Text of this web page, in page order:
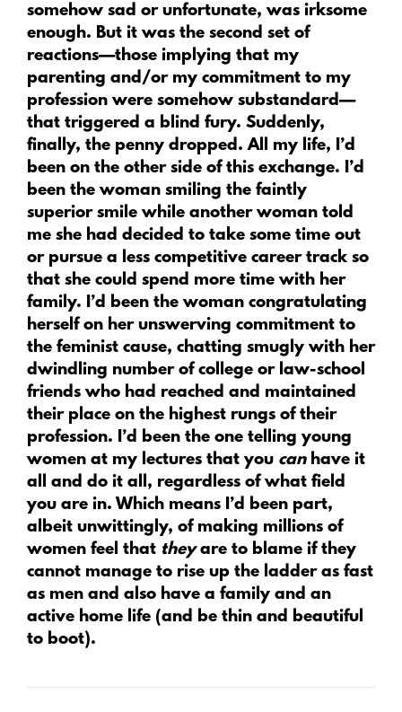
somehow sad or unfortunate, was irksome
enough. But it was the second set of
reactions—those implying that my
parenting and/or my commitment to my
profession were somehow substandard—
that triggered a blind fury. Suddenly,
finally, the penny dropped. All my life, I’d
been on the other side of this exchange. I’d
been the woman smiling the faintly
superior smile while another woman told
me she had decided to take some time out
or pursue a less competitive career track so
that she could spend more time with her
family. I’d been the woman congratulating
herself on her unswerving commitment to
the feminist cause, chatting smugly with her
dwindling number of college or law-school
friends who had reached and maintained
their place on the highest rungs of their
profession. I’d been the one telling young
women at my lectures that you canhave it
all and do it all, regardless of what field
you are in. Which means I’d been part,
albeit unwittingly, of making millions of
women feel that theyare to blame if they
cannot manage to rise up the ladder as fast
as men and also have a family and an
active home life (and be thin and beautiful
to boot).